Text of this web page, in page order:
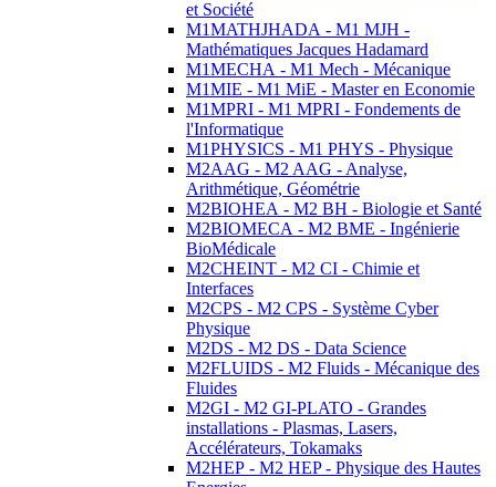
et Société
M1MATHJHADA - M1 MJH -
Mathématiques Jacques Hadamard
M1MECHA - M1 Mech - Mécanique
M1MIE - M1 MiE - Master en Economie
M1MPRI - M1 MPRI - Fondements de
l'Informatique
M1PHYSICS - M1 PHYS - Physique
M2AAG - M2 AAG - Analyse,
Arithmétique, Géométrie
M2BIOHEA - M2 BH - Biologie et Santé
M2BIOMECA - M2 BME - Ingénierie
BioMédicale
M2CHEINT - M2 CI - Chimie et
Interfaces
M2CPS - M2 CPS - Système Cyber
Physique
M2DS - M2 DS - Data Science
M2FLUIDS - M2 Fluids - Mécanique des
Fluides
M2GI - M2 GI-PLATO - Grandes
installations - Plasmas, Lasers,
Accélérateurs, Tokamaks
M2HEP - M2 HEP - Physique des Hautes